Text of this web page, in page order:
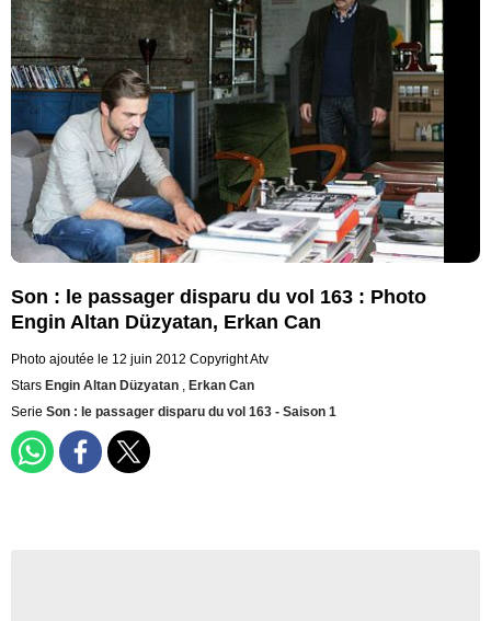
Son : le passager disparu du vol 163 : Photo
Engin Altan Düzyatan, Erkan Can
Photo ajoutée le 12 juin 2012 Copyright Atv
Stars Engin Altan Düzyatan , Erkan Can
Serie Son : le passager disparu du vol 163 - Saison 1